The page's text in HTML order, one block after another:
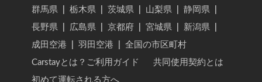
群馬県
栃木県 茨城県 山梨県 静岡県
長野県
広島県 京都府 宮城県 新潟県
成田空港
羽田空港
全国の市区町村
Carstayとは？ご利用ガイド
共同使用契約とは
初めて運転される方へ